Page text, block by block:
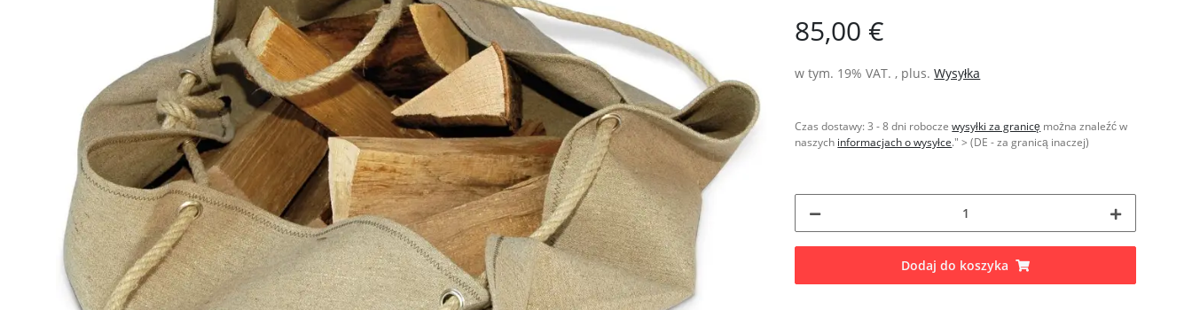
85,00 €
w tym. 19% VAT. , plus.Wysyłka
Czas dostawy:3 - 8 dni roboczewysyłki za granicę można znaleźć w
naszych informacjach o wysyłce." > (DE - za granicą inaczej)
Dodaj do koszyka